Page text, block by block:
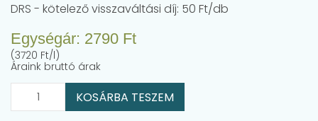
DRS - kötelező visszaváltási díj: 50 Ft/db
Egységár: 2790 Ft
(3720 Ft/l)
Áraink bruttó árak
KOSÁRBA TESZEM